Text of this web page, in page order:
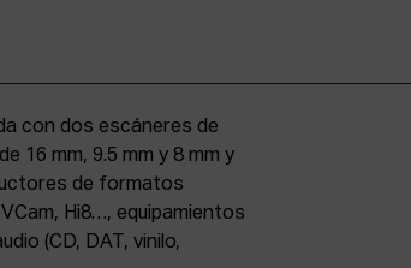
con dos escáneres de
16 mm, 9.5 mm y 8 mm y
de formatos
Hi8…, equipamientos
(CD, DAT, vinilo,